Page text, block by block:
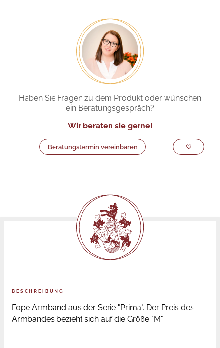
Haben Sie Fragen zu dem Produkt oder wünschen
ein Beratungsgespräch?
Wir beraten sie gerne!
Beratungstermin vereinbaren
BESCHREIBUNG
Fope Armband aus der Serie "Prima". Der Preis des
Armbandes bezieht sich auf die Größe "M".